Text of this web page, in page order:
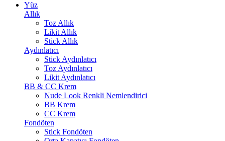
Yüz
Allık
Toz Allık
Likit Allık
Stick Allık
Aydınlatıcı
Stick Aydınlatıcı
Toz Aydınlatıcı
Likit Aydınlatıcı
BB & CC Krem
Nude Look Renkli Nemlendirici
BB Krem
CC Krem
Fondöten
Stick Fondöten